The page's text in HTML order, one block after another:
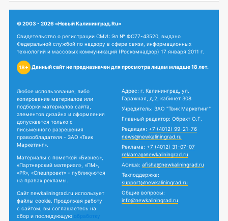
© 2003 - 2026 «Новый Калининград.Ru»
Свидетельство о регистрации СМИ: Эл № ФС77-43520, выдано
Федеральной службой по надзору в сфере связи, информационных
технологий и массовых коммуникаций (Роскомнадзор) 17 января 2011 г.
18+ Данный сайт не предназначен для просмотра лицам младше 18 лет.
Любое использование, либо
копирование материалов или
подборки материалов сайта,
элементов дизайна и оформления
допускается только с
письменного разрешения
правообладателя - ЗАО «Твик
Маркетинг».
Материалы с пометкой «Бизнес»,
«Партнерский материал», «ПМ»,
«PR», «Спецпроект» - публикуются
на правах рекламы.
Сайт newkaliningrad.ru использует
файлы cookie. Продолжая работу
с сайтом, вы соглашаетесь на
сбор и последующую обработку
Адрес: г. Калининград, ул.
Гаражная, д.2, кабинет 308
Учредитель: ЗАО "Твик Маркетинг"
Главный редактор: Обрехт О.Г.
Редакция: +7 (4012) 99-21-76
news@newkaliningrad.ru
Реклама: +7 (4012) 31-07-07
reklama@newkaliningrad.ru
Афиша: afisha@newkaliningrad.ru
Техподдержка:
support@newkaliningrad.ru
Общие вопросы:
info@newkaliningrad.ru